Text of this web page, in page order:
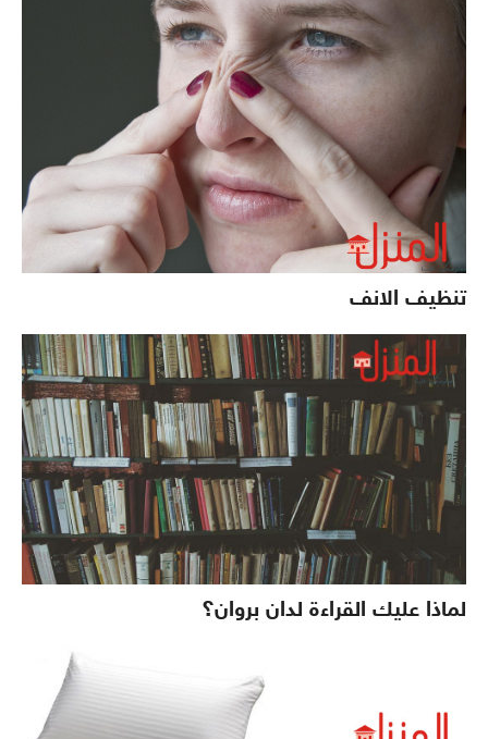
تنظيف الانف
لماذا عليك القراءة لدان بروان؟